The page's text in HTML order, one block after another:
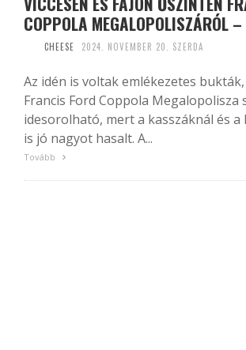
COPPOLA MEGALOPOLISZÁRÓL –
CHEESE 2024. NOVEMBER 20. SZERDA
Az idén is voltak emlékezetes
Francis Ford Coppola Megalopolisza
idesorolható, mert a kasszáknál és
is jó nagyot hasalt. A...
Tovább